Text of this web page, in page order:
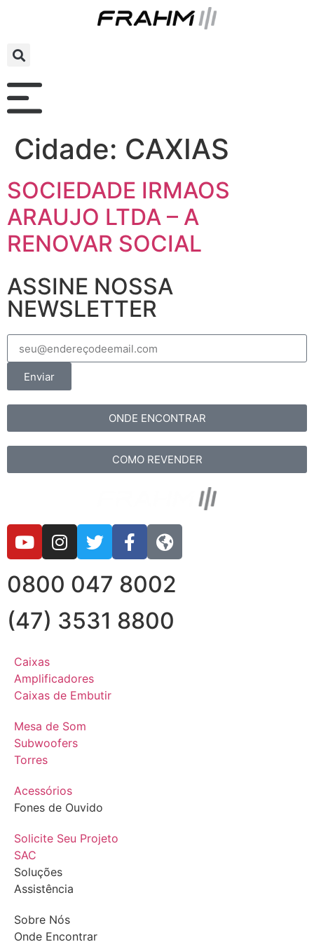
Cidade: CAXIAS
SOCIEDADE IRMAOS
ARAUJO LTDA – A
RENOVAR SOCIAL
ASSINE NOSSA
NEWSLETTER
Enviar
ONDE ENCONTRAR
COMO REVENDER
0800 047 8002
(47) 3531 8800
Caixas
Amplificadores
Caixas de Embutir
Mesa de Som
Subwoofers
Torres
Acessórios
Fones de Ouvido
Solicite Seu Projeto
SAC
Soluções
Assistência
Sobre Nós
Onde Encontrar